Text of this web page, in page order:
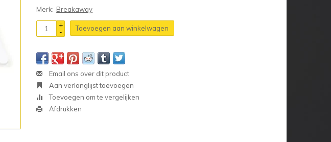
Merk: Breakaway
+
-
Toevoegen aan winkelwagen
Email ons over dit product
Aan verlanglijst toevoegen
Toevoegen om te vergelijken
Afdrukken